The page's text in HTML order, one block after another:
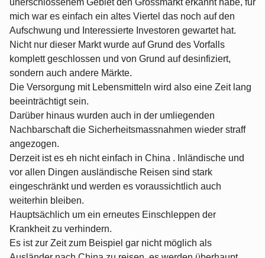
mich war es einfach ein altes Viertel das noch auf den
Aufschwung und Interessierte Investoren gewartet hat.
Nicht nur dieser Markt wurde auf Grund des Vorfalls
komplett geschlossen und von Grund auf desinfiziert,
sondern auch andere Märkte.
Die Versorgung mit Lebensmitteln wird also eine Zeit lang
beeinträchtigt sein.
Darüber hinaus wurden auch in der umliegenden
Nachbarschaft die Sicherheitsmassnahmen wieder straff
angezogen.
Derzeit ist es eh nicht einfach in China . Inländische und
vor allen Dingen ausländische Reisen sind stark
eingeschränkt und werden es voraussichtlich auch
weiterhin bleiben.
Hauptsächlich um ein erneutes Einschleppen der
Krankheit zu verhindern.
Es ist zur Zeit zum Beispiel gar nicht möglich als